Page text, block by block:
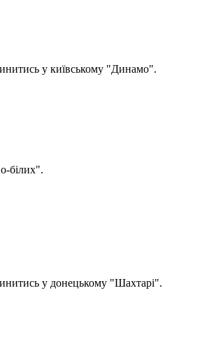
у київському "Динамо".
білих".
у донецькому "Шахтарі".